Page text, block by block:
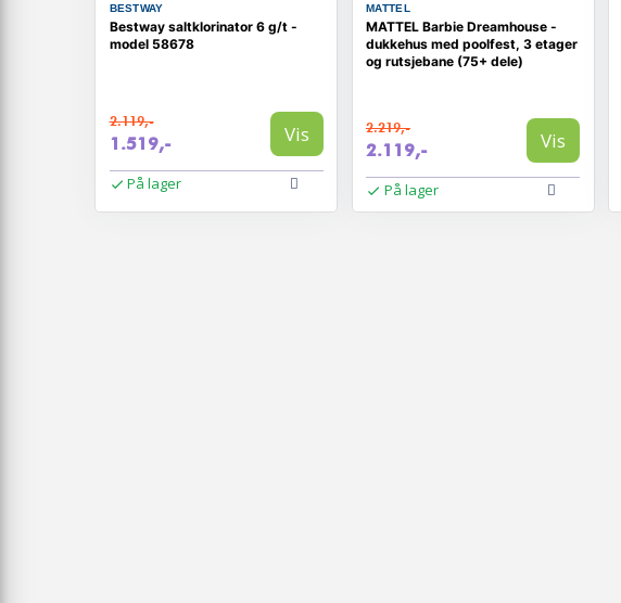
BESTWAY
Bestway saltklorinator 6 g/t -
model 58678
2.119,-
1.519,- Vis
På lager
MATTEL
MATTEL Barbie Dreamhouse -
dukkehus med poolfest, 3 etager
og rutsjebane (75+ dele)
2.219,-
2.119,- Vis
På lager